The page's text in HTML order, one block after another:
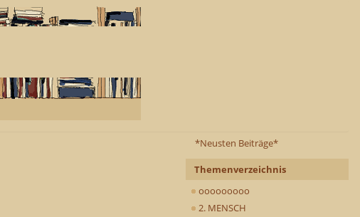
*Neusten Beiträge*
Themenverzeichnis
ooooooooo
2. MENSCH